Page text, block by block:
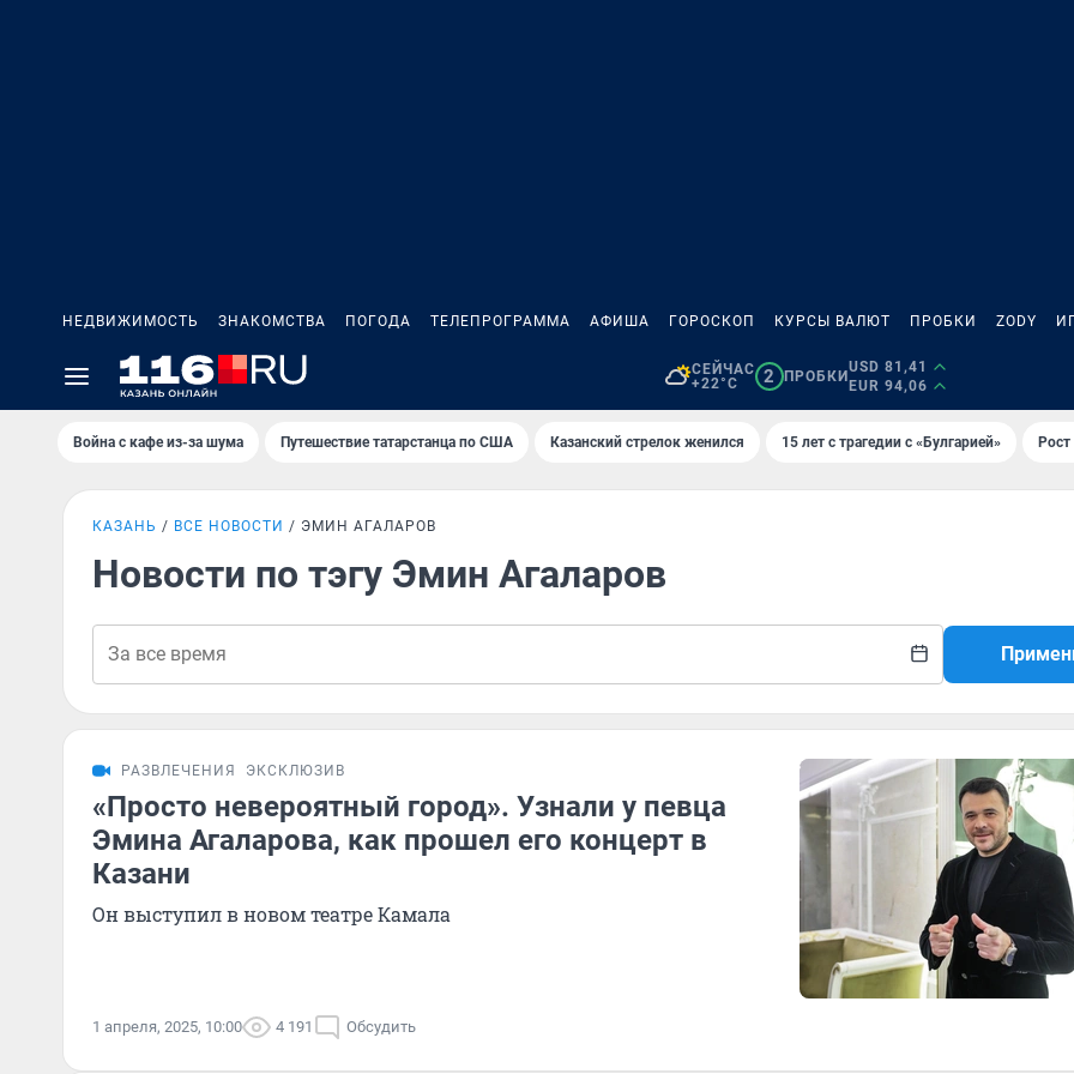
НЕДВИЖИМОСТЬ ЗНАКОМСТВА ПОГОДА ТЕЛЕПРОГРАММА АФИША ГОРОСКОП КУРСЫ ВАЛЮТ ПРОБКИ ZODY
СЕЙЧАС
+22°C
2 ПРОБКИ
USD 81,41
EUR 94,06
Война с кафе из-за шума Путешествие татарстанца по США Казанский стрелок женился 15 лет с трагедии с «Булгарией»
КАЗАНЬ ВСЕ НОВОСТИ ЭМИН АГАЛАРОВ
Новости по тэгу Эмин Агаларов
РАЗВЛЕЧЕНИЯ ЭКСКЛЮЗИВ
«Просто невероятный город». Узнали у певца
Эмина Агаларова, как прошел его концерт в
Казани
Он выступил в новом театре Камала
1 апреля, 2025, 10:00 4 191 Обсудить